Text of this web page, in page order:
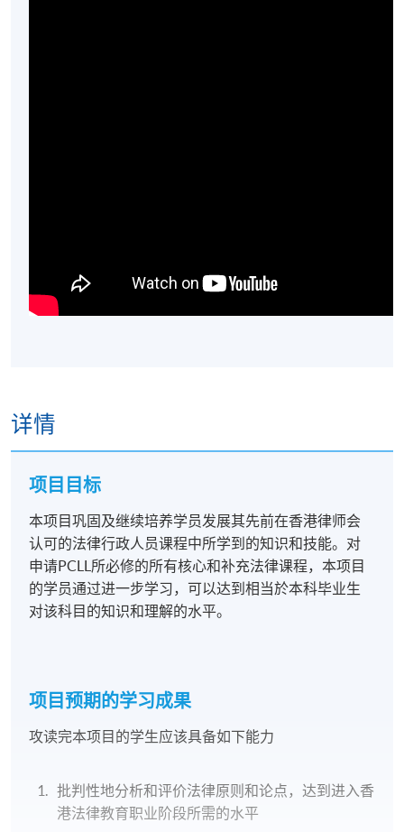
详情
项目目标
本项目巩固及继续培养学员发展其先前在香港律师会
认可的法律行政人员课程中所学到的知识和技能。对
申请PCLL所必修的所有核心和补充法律课程，本项目
的学员通过进一步学习，可以达到相当於本科毕业生
对该科目的知识和理解的水平。
项目预期的学习成果
攻读完本项目的学生应该具备如下能力
批判性地分析和评价法律原则和论点，达到进入香
港法律教育职业阶段所需的水平